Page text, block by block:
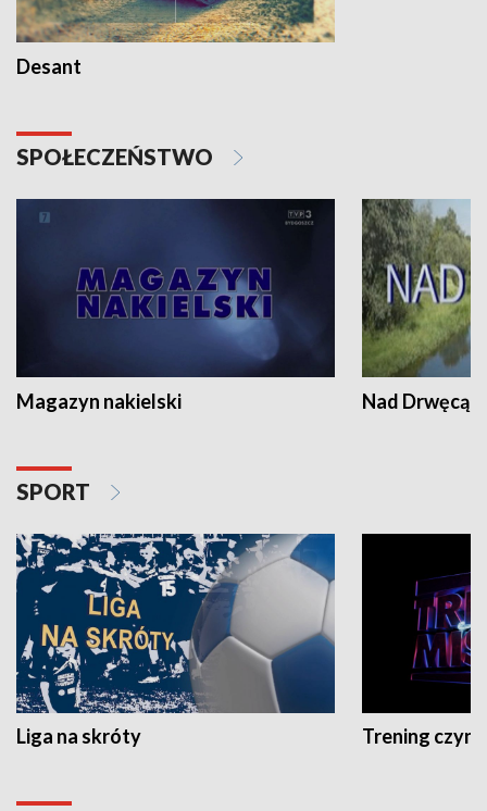
Desant
SPOŁECZEŃSTWO
Magazyn nakielski Nad Drwęcą
SPORT
Liga na skróty Trening czyni